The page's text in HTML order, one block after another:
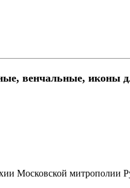
венчальные, иконы
Московской митрополии